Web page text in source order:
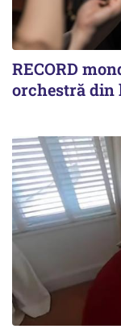
RECORD
orchestră din